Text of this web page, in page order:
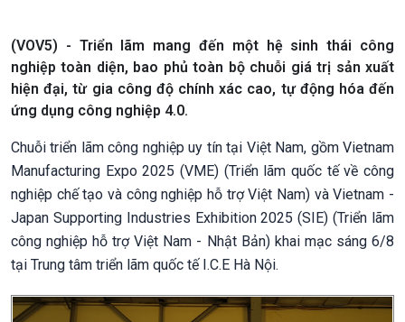
(VOV5) - Triển lãm mang đến một hệ sinh thái công
nghiệp toàn diện, bao phủ toàn bộ chuỗi giá trị sản xuất
hiện đại, từ gia công độ chính xác cao, tự động hóa đến
ứng dụng công nghiệp 4.0.
Chuỗi triển lãm công nghiệp uy tín tại Việt Nam, gồm Vietnam
Manufacturing Expo 2025 (VME) (Triển lãm quốc tế về công
nghiệp chế tạo và công nghiệp hỗ trợ Việt Nam) và Vietnam -
Japan Supporting Industries Exhibition 2025 (SIE) (Triển lãm
công nghiệp hỗ trợ Việt Nam - Nhật Bản) khai mạc sáng 6/8
tại Trung tâm triển lãm quốc tế I.C.E Hà Nội.